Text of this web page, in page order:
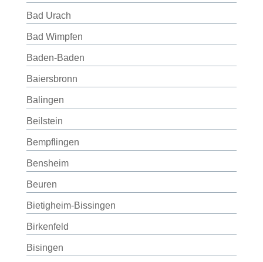
Bad Urach
Bad Wimpfen
Baden-Baden
Baiersbronn
Balingen
Beilstein
Bempflingen
Bensheim
Beuren
Bietigheim-Bissingen
Birkenfeld
Bisingen